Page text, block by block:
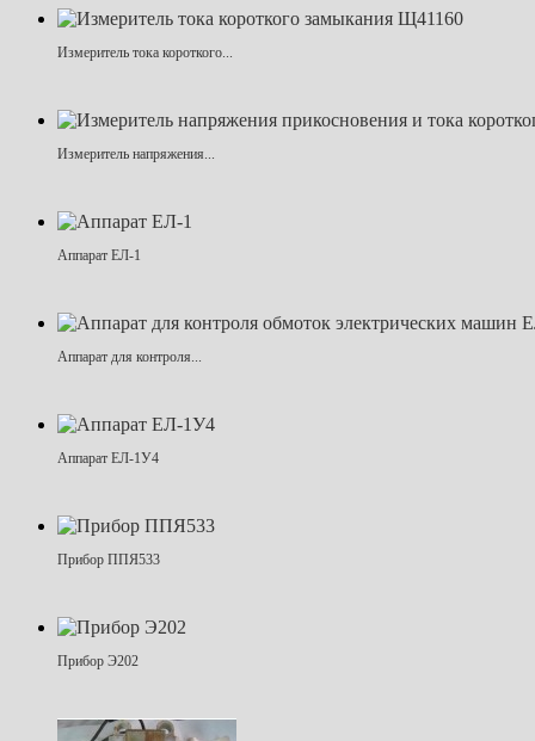
Измеритель тока короткого...
Измеритель напряжения...
Аппарат ЕЛ-1
Аппарат для контроля...
Аппарат ЕЛ-1У4
Прибор ППЯ533
Прибор Э202